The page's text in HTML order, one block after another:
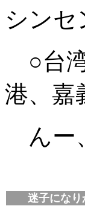
シンセ
○台
港、嘉
んー
迷子になり